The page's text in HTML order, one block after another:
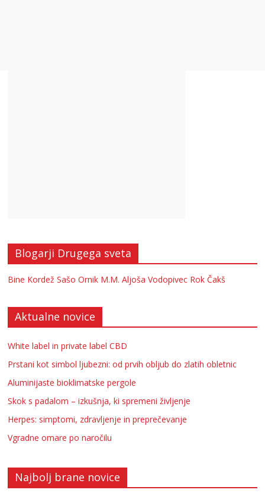
Blogarji Drugega sveta
Bine Kordež Sašo Ornik M.M. Aljoša Vodopivec Rok Čakš
Aktualne novice
White label in private label CBD
Prstani kot simbol ljubezni: od prvih obljub do zlatih obletnic
Aluminijaste bioklimatske pergole
Skok s padalom – izkušnja, ki spremeni življenje
Herpes: simptomi, zdravljenje in preprečevanje
Vgradne omare po naročilu
Najbolj brane novice